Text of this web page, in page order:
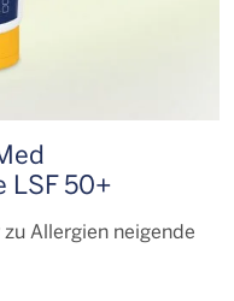
LSF 50+
Allergien neigende